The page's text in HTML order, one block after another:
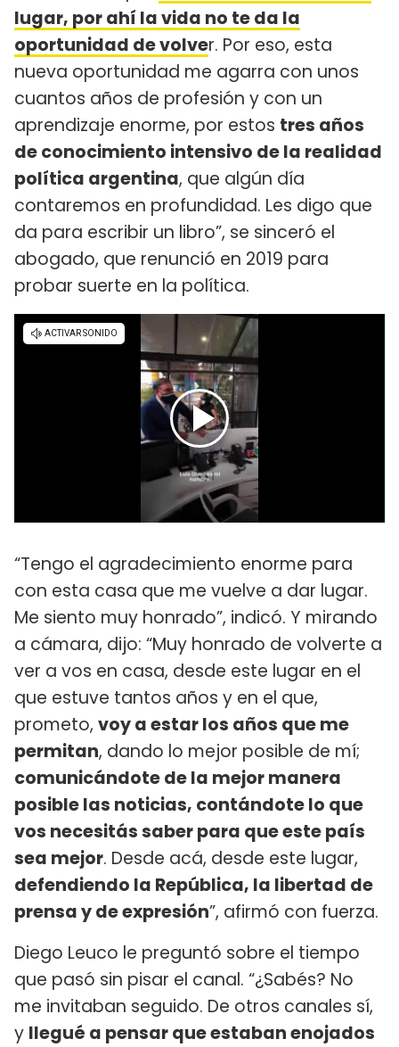
lugar, por ahí la vida no te da la
oportunidad de volver. Por eso, esta
nueva oportunidad me agarra con unos
cuantos años de profesión y con un
aprendizaje enorme, por estos tres años
de conocimiento intensivo de la realidad
política argentina, que algún día
contaremos en profundidad. Les digo que
da para escribir un libro”, se sinceró el
abogado, que renunció en 2019 para
probar suerte en la política.
“Tengo el agradecimiento enorme para
con esta casa que me vuelve a dar lugar.
Me siento muy honrado”, indicó. Y mirando
a cámara, dijo: “Muy honrado de volverte a
ver a vos en casa, desde este lugar en el
que estuve tantos años y en el que,
prometo, voy a estar los años que me
permitan, dando lo mejor posible de mí;
comunicándote de la mejor manera
posible las noticias, contándote lo que
vos necesitás saber para que este país
sea mejor. Desde acá, desde este lugar,
defendiendo la República, la libertad de
prensa y de expresión”, afirmó con fuerza.
Diego Leuco le preguntó sobre el tiempo
que pasó sin pisar el canal. “¿Sabés? No
me invitaban seguido. De otros canales sí,
y llegué a pensar que estaban enojados